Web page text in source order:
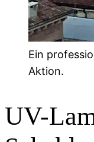
Ein
Aktion.
UV-